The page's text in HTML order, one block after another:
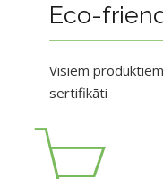
Eco-
Visiem
sertifikāti